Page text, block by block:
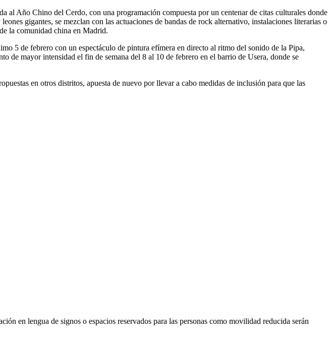
al Año Chino del Cerdo, con una programación compuesta por un centenar de citas culturales donde
gigantes, se mezclan con las actuaciones de bandas de rock alternativo, instalaciones literarias o
la comunidad china en Madrid.
5 de febrero con un espectáculo de pintura efímera en directo al ritmo del sonido de la Pipa,
de mayor intensidad el fin de semana del 8 al 10 de febrero en el barrio de Usera, donde se
en otros distritos, apuesta de nuevo por llevar a cabo medidas de inclusión para que las
en lengua de signos o espacios reservados para las personas como movilidad reducida serán